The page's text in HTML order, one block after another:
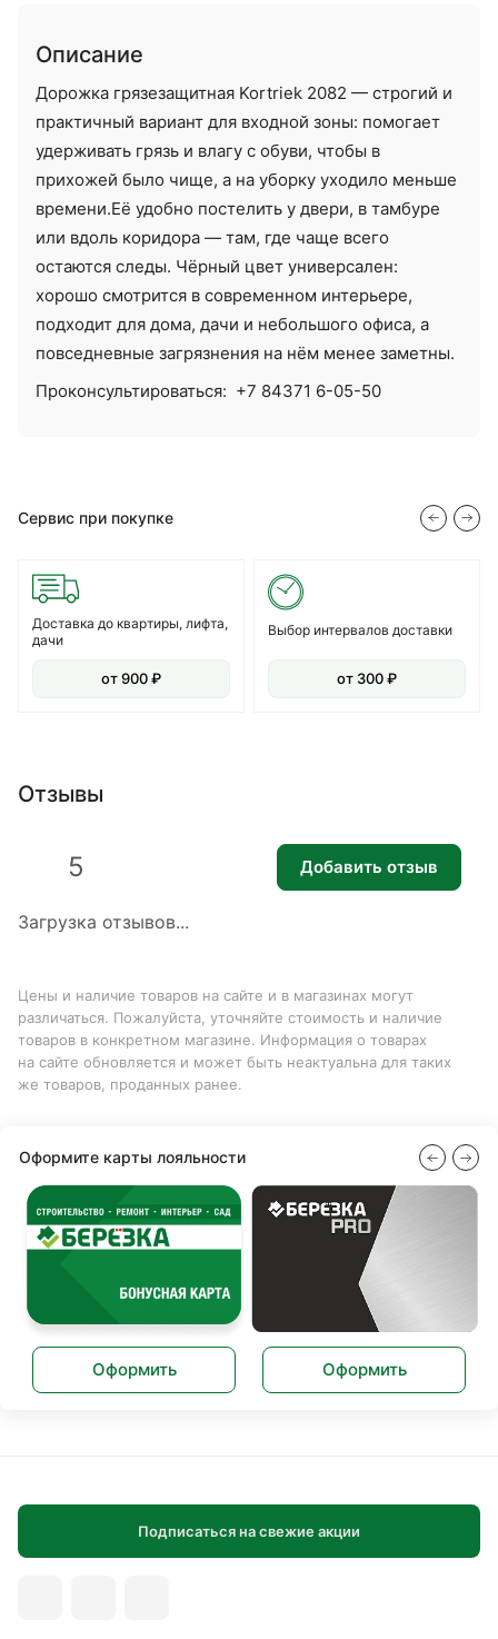
Описание
Дорожка грязезащитная Kortriek 2082 — строгий и
практичный вариант для входной зоны: помогает
удерживать грязь и влагу с обуви, чтобы в
прихожей было чище, а на уборку уходило меньше
времени.Её удобно постелить у двери, в тамбуре
или вдоль коридора — там, где чаще всего
остаются следы. Чёрный цвет универсален:
хорошо смотрится в современном интерьере,
подходит для дома, дачи и небольшого офиса, а
повседневные загрязнения на нём менее заметны.
Проконсультироваться: +7 84371 6-05-50
Сервис при покупке
Доставка до квартиры, лифта,
дачи
от 900 ₽
Выбор интервалов доставки
от 300 ₽
Отзывы
Загрузка отзывов...
5 Добавить отзыв
Цены и наличие товаров на сайте и в магазинах могут
различаться. Пожалуйста, уточняйте стоимость и наличие
товаров в конкретном магазине. Информация о товарах
на сайте обновляется и может быть неактуальна для таких
же товаров, проданных ранее.
Оформите карты лояльности
Оформить Оформить
Подписаться на свежие акции